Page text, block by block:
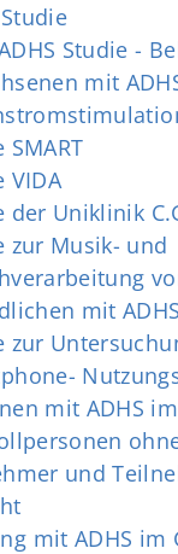
Studie
Studie -
mit
SMART
VIDA
der Uniklinik
zur Musik- und
mit ADHS
zur
mit ADHS
und
mit ADHS im